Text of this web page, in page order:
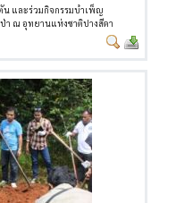
น และร่วมกิจกรรมบำเพ็ญ
า ณ อุทยานแห่งชาติปางสีดา